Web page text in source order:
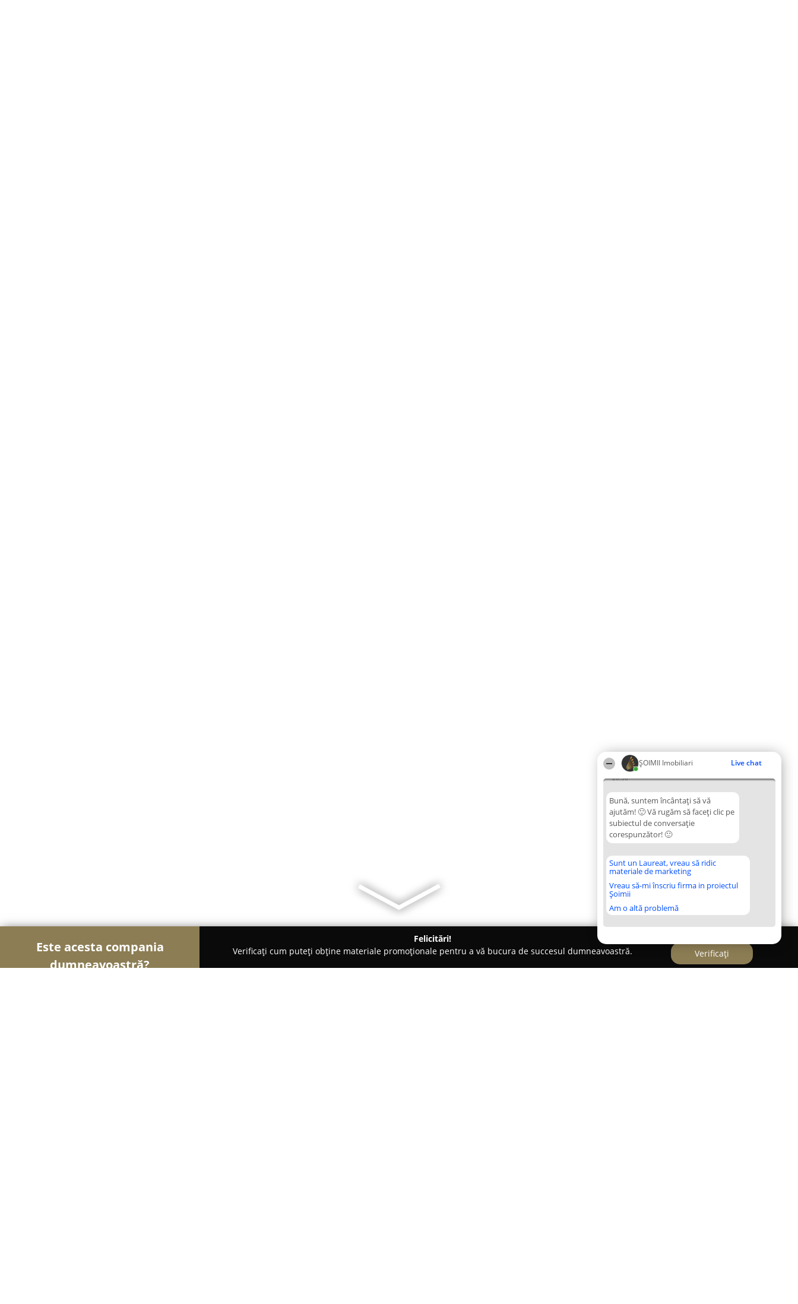
ȘOIMII Imobiliari Live chat
20:56
Bună, suntem încântați să vă
ajutăm! 🙂 Vă rugăm să faceți clic pe
subiectul de conversație
corespunzător! 🙂
Sunt un Laureat, vreau să ridic
materiale de marketing
Vreau să-mi înscriu firma in proiectul
Șoimii
Am o altă problemă
Este acesta compania
dumneavoastră?
Felicitări!
Verificați cum puteți obține materiale promoționale pentru a vă bucura de succesul dumneavoastră.
Verificați